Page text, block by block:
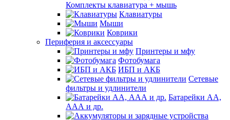
Комплекты клавиатура + мышь
Клавиатуры
Мыши
Коврики
Периферия и аксессуары
Принтеры и мфу
Фотобумага
ИБП и АКБ
Сетевые
фильтры и удлинители
Батарейки АА,
ААА и др.